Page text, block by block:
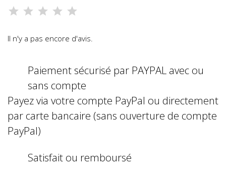
Il n'y a pas encore d'avis.
Paiement sécurisé par PAYPAL avec ou
sans compte
Payez via votre compte PayPal ou directement
par carte bancaire (sans ouverture de compte
PayPal)
Satisfait ou remboursé